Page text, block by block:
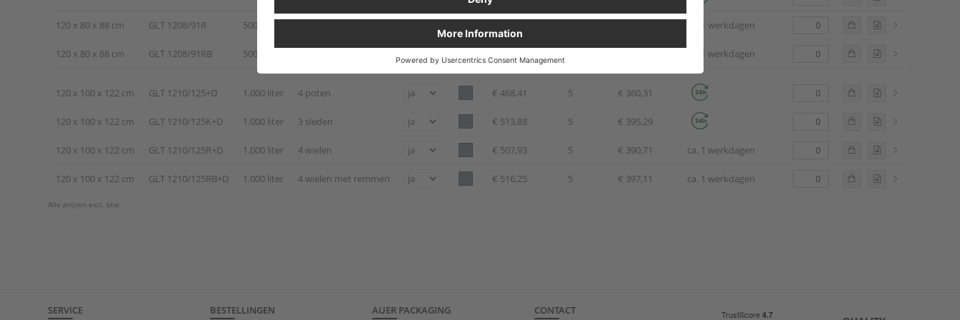
120 x 80 x 88 cm GLT 1208/91R 500 liter ca. 1 werkdagen
120 x 80 x 88 cm GLT 1208/91RB 500 liter ca. 1 werkdagen
120 x 100 x 122 cm GLT 1210/125+D 1.000 liter 4 poten € 468,41 5 € 360,31
120 x 100 x 122 cm GLT 1210/125K+D 1.000 liter 3 sleden € 513,88 5 € 395,29
120 x 100 x 122 cm GLT 1210/125R+D 1.000 liter 4 wielen € 507,93 5 € 390,71 ca. 1 werkdagen
120 x 100 x 122 cm GLT 1210/125RB+D 1.000 liter 4 wielen met remmen € 516,25 5 € 397,11 ca. 1 werkdagen
Alle prijzen excl. btw
SERVICE BESTELLINGEN AUER PACKAGING CONTACT